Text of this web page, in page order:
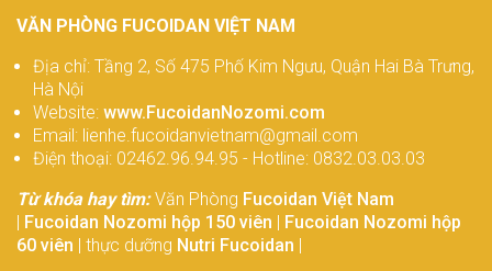
VĂN PHÒNG FUCOIDAN VIỆT NAM
Địa chỉ: Tầng 2, Số 475 Phố Kim Ngưu, Quận Hai Bà Trưng,
Hà Nội
Website: www.FucoidanNozomi.com
Email: lienhe.fucoidanvietnam@gmail.com
Điện thoại: 02462.96.94.95 - Hotline: 0832.03.03.03
Từ khóa hay tìm:Văn Phòng Fucoidan Việt Nam
| Fucoidan Nozomi hộp 150 viên | Fucoidan Nozomi hộp
60 viên | thực dưỡng Nutri Fucoidan |